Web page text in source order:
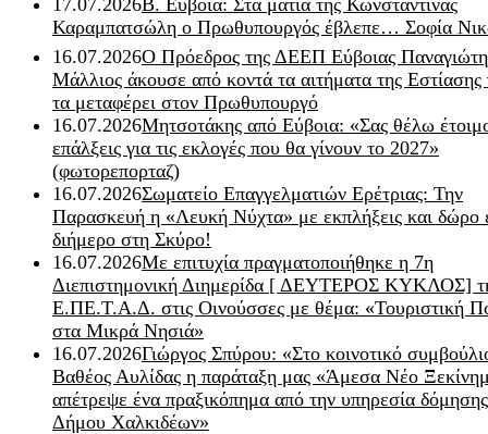
Καραμπατσώλη ο Πρωθυπουργός έβλεπε… Σοφία
16.07.2026Ο Πρόεδρος της ΔΕΕΠ Εύβοιας
Μάλλιος άκουσε από κοντά τα αιτήματα της Εστίασης
τα μεταφέρει στον Πρωθυπουργό
16.07.2026Μητσοτάκης από Εύβοια: «Σας θέλω
επάλξεις για τις εκλογές που θα γίνουν το 2027»
(φωτορεπορταζ)
16.07.2026Σωματείο Επαγγελματιών Ερέτριας: Την
Παρασκευή η «Λευκή Νύχτα» με εκπλήξεις και δώρο
διήμερο στη Σκύρο!
16.07.2026Με επιτυχία πραγματοποιήθηκε η 7η
Διεπιστημονική Διημερίδα [ ΔEYΤΕΡΟΣ ΚΥΚΛΟΣ]
Ε.ΠΕ.Τ.Α.Δ. στις Οινούσσες με θέμα: «Τουριστική
στα Μικρά Νησιά»
16.07.2026Γιώργος Σπύρου: «Στο κοινοτικό
Βαθέος Αυλίδας η παράταξη μας «Άμεσα Νέο
απέτρεψε ένα πραξικόπημα από την υπηρεσία
Δήμου Χαλκιδέων»